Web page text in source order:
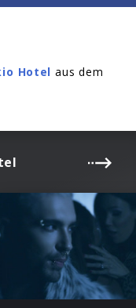
Hotel aus dem